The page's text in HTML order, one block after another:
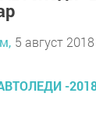
5 август